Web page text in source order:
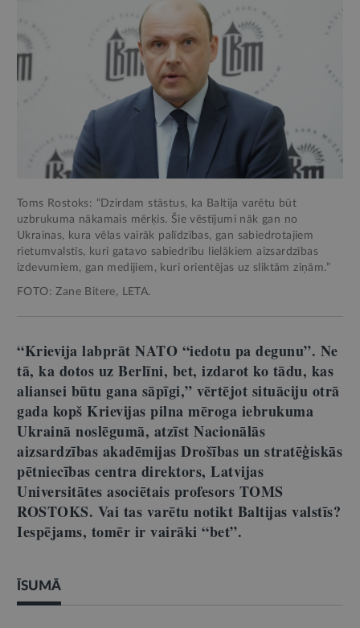
Toms Rostoks: “Dzirdam stāstus, ka Baltija varētu būt
uzbrukuma nākamais mērķis. Šie vēstījumi nāk gan no
Ukrainas, kura vēlas vairāk palīdzības, gan sabiedrotajiem
rietumvalstīs, kuri gatavo sabiedrību lielākiem aizsardzības
izdevumiem, gan medijiem, kuri orientējas uz sliktām ziņām.”
FOTO: Zane Bitere, LETA.
“Krievija labprāt NATO “iedotu pa degunu”. Ne
tā, ka dotos uz Berlīni, bet, izdarot ko tādu, kas
aliansei būtu gana sāpīgi,” vērtējot situāciju otrā
gada kopš Krievijas pilna mēroga iebrukuma
Ukrainā noslēgumā, atzīst Nacionālās
aizsardzības akadēmijas Drošības un stratēģiskās
pētniecības centra direktors, Latvijas
Universitātes asociētais profesors TOMS
ROSTOKS. Vai tas varētu notikt Baltijas valstīs?
Iespējams, tomēr ir vairāki “bet”.
ĪSUMĀ